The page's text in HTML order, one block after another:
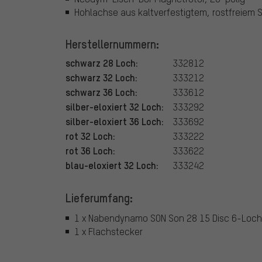
Hohlachse aus kaltverfestigtem, rostfreiem
Herstellernummern:
schwarz 28 Loch: 332812
schwarz 32 Loch: 333212
schwarz 36 Loch: 333612
silber-eloxiert 32 Loch: 333292
silber-eloxiert 36 Loch: 333692
rot 32 Loch: 333222
rot 36 Loch: 333622
blau-eloxiert 32 Loch: 333242
Lieferumfang:
1 x Nabendynamo SON Son 28 15 Disc 6-Loch
1 x Flachstecker